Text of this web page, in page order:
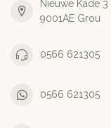
Nieuwe Kade 3
9001AE Grou
0566 621305
0566 621305